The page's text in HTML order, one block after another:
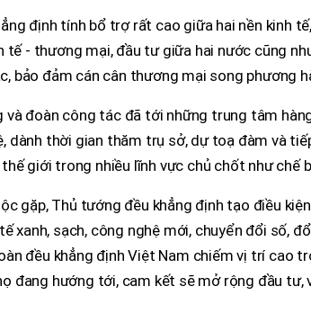
định tính bổ trợ rất cao giữa hai nền kinh
tế - thương mại, đầu tư giữa hai nước cũng
bảo đảm cán cân thương mại song phương
và đoàn công tác đã tới những trung tâm
dành thời gian thăm trụ sở, dự toạ đàm và
thế giới trong nhiều lĩnh vực chủ chốt như chế
gặp, Thủ tướng đều khẳng định tạo điều
xanh, sạch, công nghệ mới, chuyển đổi số,
đều khẳng định Việt Nam chiếm vị trí cao
đang hướng tới, cam kết sẽ mở rộng đầu